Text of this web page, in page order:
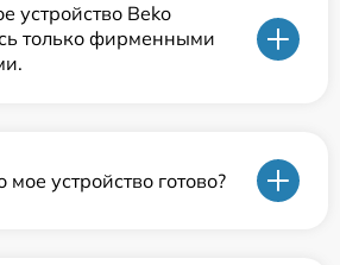
устройство Beko
только фирменными
устройство готово?